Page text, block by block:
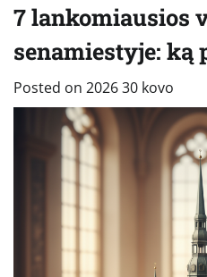
7 lankomiausios
senamiestyje: ką
Posted on 2026 30 kovo